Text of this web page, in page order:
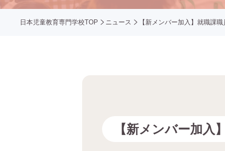
日本児童教育専門学校TOP ニュース 【新メンバー加入】就職課
【新メンバー加入